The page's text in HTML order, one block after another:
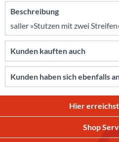
Beschreibung
saller »Stutzen mit zwei
Kunden kauften auch
Kunden haben sich ebenfalls
Hier
Shop